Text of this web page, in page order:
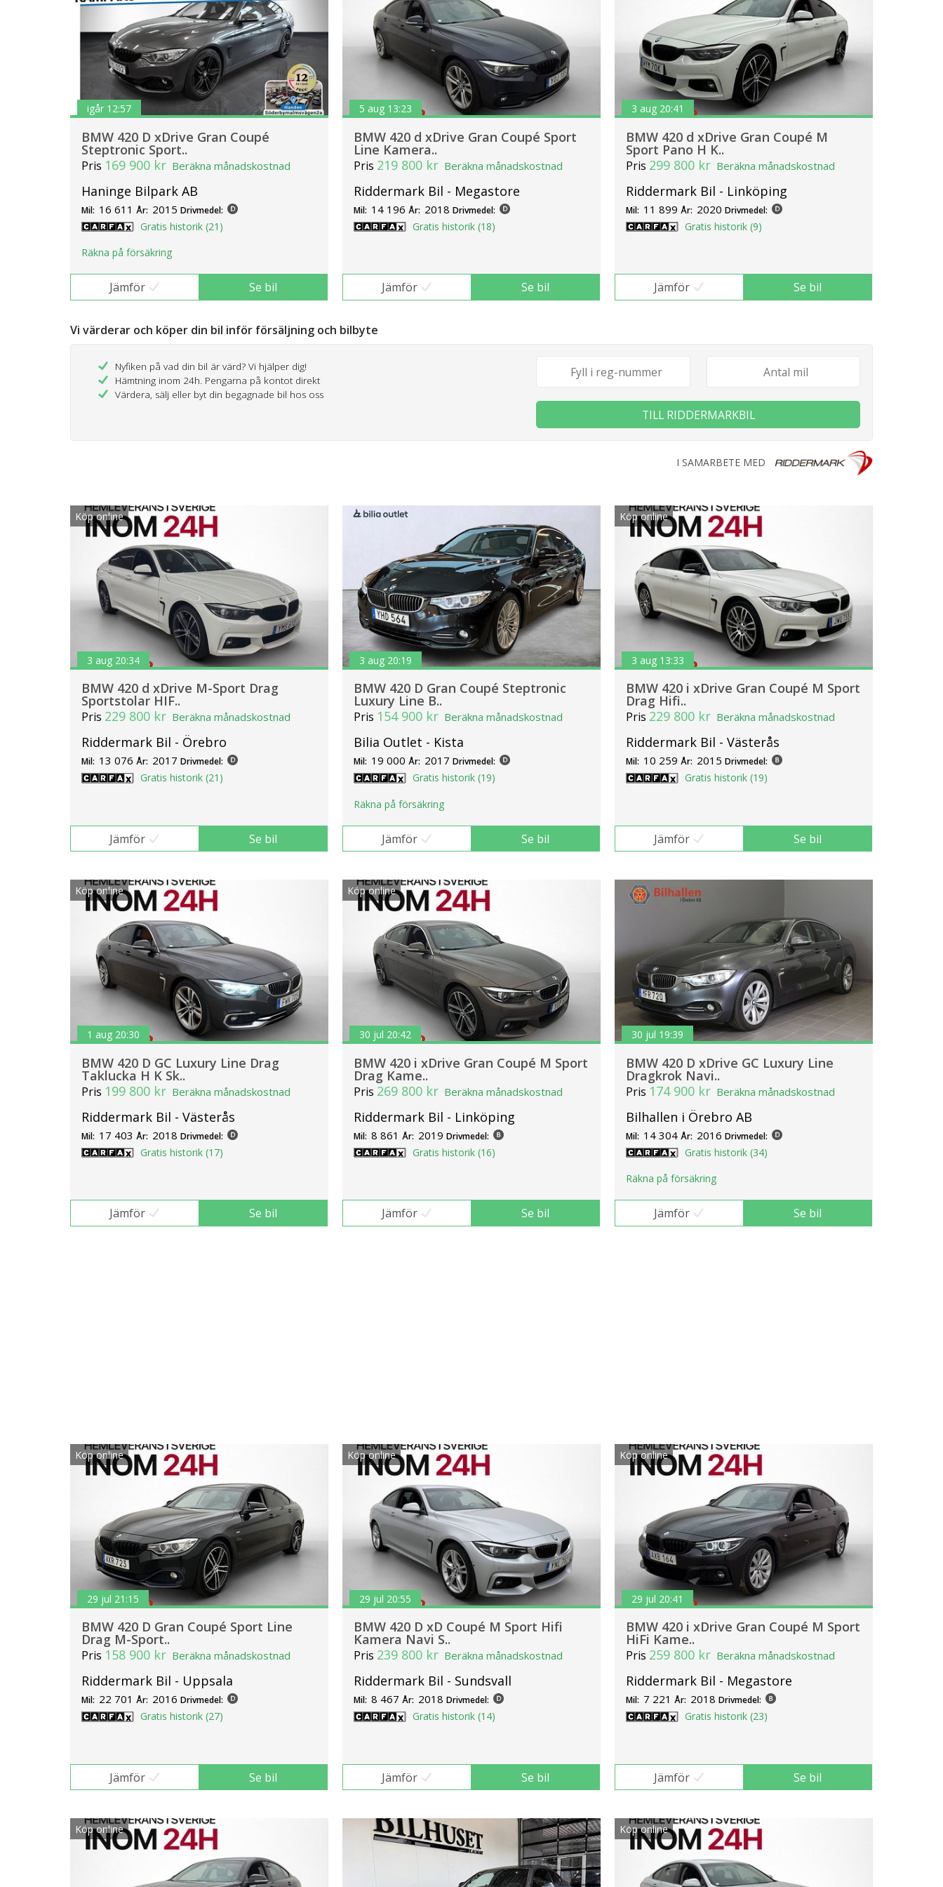
igår 12:57
BMW 420 D xDrive Gran Coupé
Steptronic Sport..
Pris 169 900 kr Beräkna månadskostnad
Haninge Bilpark AB
Mil: 16 611 År: 2015 Drivmedel:
Gratis historik (21)
Räkna på försäkring
Jämför Se bil
5 aug 13:23
BMW 420 d xDrive Gran Coupé Sport
Line Kamera..
Pris 219 800 kr Beräkna månadskostnad
Riddermark Bil - Megastore
Mil: 14 196 År: 2018 Drivmedel:
Gratis historik (18)
Jämför Se bil
3 aug 20:41
BMW 420 d xDrive Gran Coupé M
Sport Pano H K..
Pris 299 800 kr Beräkna månadskostnad
Riddermark Bil - Linköping
Mil: 11 899 År: 2020 Drivmedel:
Gratis historik (9)
Jämför Se bil
Vi värderar och köper din bil inför försäljning och bilbyte
Nyfiken på vad din bil är värd? Vi hjälper dig!
Hämtning inom 24h. Pengarna på kontot direkt
Värdera, sälj eller byt din begagnade bil hos oss
TILL RIDDERMARKBIL
I SAMARBETE MED
Köp online
3 aug 20:34
BMW 420 d xDrive M-Sport Drag
Sportstolar HIF..
Pris 229 800 kr Beräkna månadskostnad
Riddermark Bil - Örebro
Mil: 13 076 År: 2017 Drivmedel:
Gratis historik (21)
Jämför Se bil
3 aug 20:19
BMW 420 D Gran Coupé Steptronic
Luxury Line B..
Pris 154 900 kr Beräkna månadskostnad
Bilia Outlet - Kista
Mil: 19 000 År: 2017 Drivmedel:
Gratis historik (19)
Räkna på försäkring
Jämför Se bil
Köp online
3 aug 13:33
BMW 420 i xDrive Gran Coupé M Sport
Drag Hifi..
Pris 229 800 kr Beräkna månadskostnad
Riddermark Bil - Västerås
Mil: 10 259 År: 2015 Drivmedel:
Gratis historik (19)
Jämför Se bil
Köp online
1 aug 20:30
BMW 420 D GC Luxury Line Drag
Taklucka H K Sk..
Pris 199 800 kr Beräkna månadskostnad
Riddermark Bil - Västerås
Mil: 17 403 År: 2018 Drivmedel:
Gratis historik (17)
Jämför Se bil
Köp online
30 jul 20:42
BMW 420 i xDrive Gran Coupé M Sport
Drag Kame..
Pris 269 800 kr Beräkna månadskostnad
Riddermark Bil - Linköping
Mil: 8 861 År: 2019 Drivmedel:
Gratis historik (16)
Jämför Se bil
30 jul 19:39
BMW 420 D xDrive GC Luxury Line
Dragkrok Navi..
Pris 174 900 kr Beräkna månadskostnad
Bilhallen i Örebro AB
Mil: 14 304 År: 2016 Drivmedel:
Gratis historik (34)
Räkna på försäkring
Jämför Se bil
Köp online
29 jul 21:15
BMW 420 D Gran Coupé Sport Line
Drag M-Sport..
Pris 158 900 kr Beräkna månadskostnad
Riddermark Bil - Uppsala
Mil: 22 701 År: 2016 Drivmedel:
Gratis historik (27)
Jämför Se bil
Köp online
29 jul 20:55
BMW 420 D xD Coupé M Sport Hifi
Kamera Navi S..
Pris 239 800 kr Beräkna månadskostnad
Riddermark Bil - Sundsvall
Mil: 8 467 År: 2018 Drivmedel:
Gratis historik (14)
Jämför Se bil
Köp online
29 jul 20:41
BMW 420 i xDrive Gran Coupé M Sport
HiFi Kame..
Pris 259 800 kr Beräkna månadskostnad
Riddermark Bil - Megastore
Mil: 7 221 År: 2018 Drivmedel:
Gratis historik (23)
Jämför Se bil
Köp online Köp online